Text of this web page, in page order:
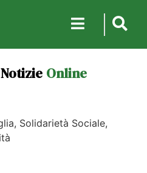
Online
Solidarietà Sociale,